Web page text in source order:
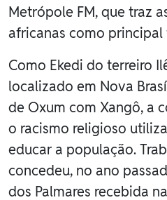
Metrópole FM, que traz
africanas como principal
Como Ekedi do terreiro
localizado em Nova
de Oxum com Xangô, a
o racismo religioso
educar a população.
concedeu, no ano
dos Palmares recebida